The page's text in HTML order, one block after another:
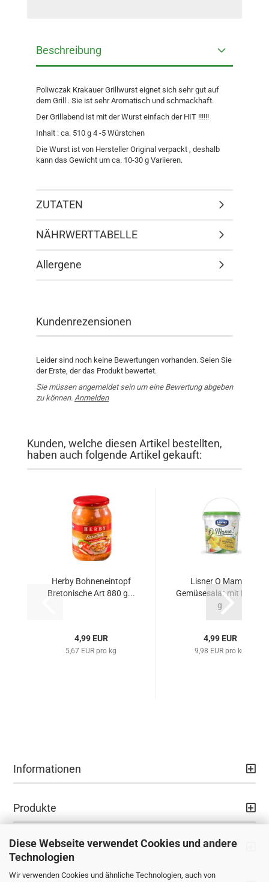
Diese Webseite verwendet Cookies und andere
Technologien
Wir verwenden Cookies und ähnliche Technologien, auch von
Beschreibung
Poliwczak Krakauer Grillwurst eignet sich sehr gut auf
dem Grill . Sie ist sehr Aromatisch und schmackhaft.
Der Grillabend ist mit der Wurst einfach der HIT !!!!!!
Inhalt : ca. 510 g 4 -5 Würstchen
Die Wurst ist von Hersteller Original verpackt , deshalb
kann das Gewicht um ca. 10-30 g Variieren.
ZUTATEN
NÄHRWERTTABELLE
Allergene
Kundenrezensionen
Leider sind noch keine Bewertungen vorhanden. Seien Sie
der Erste, der das Produkt bewertet.
Sie müssen angemeldet sein um eine Bewertung abgeben
zu können. Anmelden
Kunden, welche diesen Artikel bestellten,
haben auch folgende Artikel gekauft:
Herby Bohneneintopf
Bretonische Art 880 g...
4,99 EUR
5,67 EUR pro kg
Lisner O Mamo!
Gemüsesalat mit Ei 500
g
4,99 EUR
9,98 EUR pro kg
Informationen
Produkte
Ihr Konto